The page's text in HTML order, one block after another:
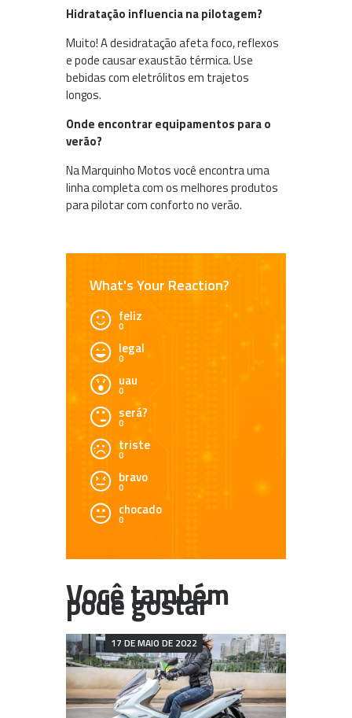
Hidratação influencia na pilotagem?
Muito! A desidratação afeta foco, reflexos
e pode causar exaustão térmica. Use
bebidas com eletrólitos em trajetos
longos.
Onde encontrar equipamentos para o
verão?
Na Marquinho Motos você encontra uma
linha completa com os melhores produtos
para pilotar com conforto no verão.
What's Your Reaction?
feliz
0
legal
0
uau
0
será?
0
triste
0
bravo
0
chocado
0
17 DE MAIO DE 2022